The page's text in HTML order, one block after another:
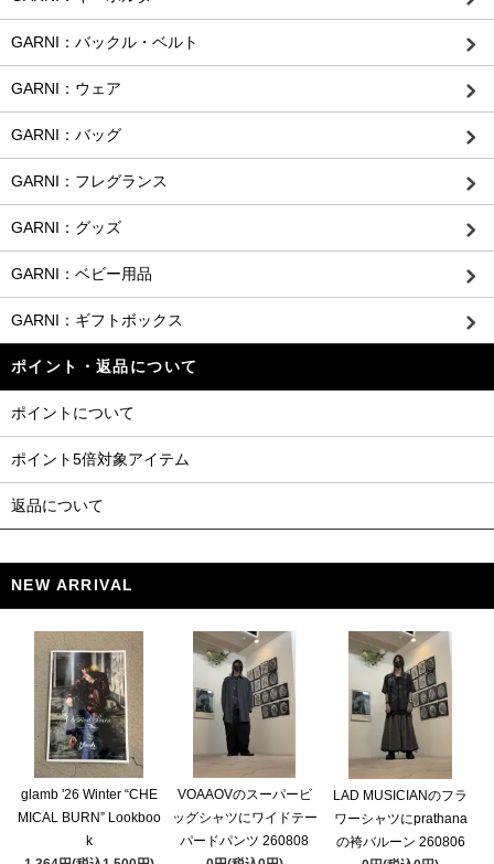
GARNI：バックル・ベルト
GARNI：ウェア
GARNI：バッグ
GARNI：フレグランス
GARNI：グッズ
GARNI：ベビー用品
GARNI：ギフトボックス
ポイント・返品について
ポイントについて
ポイント5倍対象アイテム
返品について
NEW ARRIVAL
glamb '26 Winter “CHE
MICAL BURN” Lookboo
k
VOAAOVのスーパービ
ッグシャツにワイドテー
パードパンツ 260808
LAD MUSICIANのフラ
ワーシャツにprathana
の袴バルーン 260806